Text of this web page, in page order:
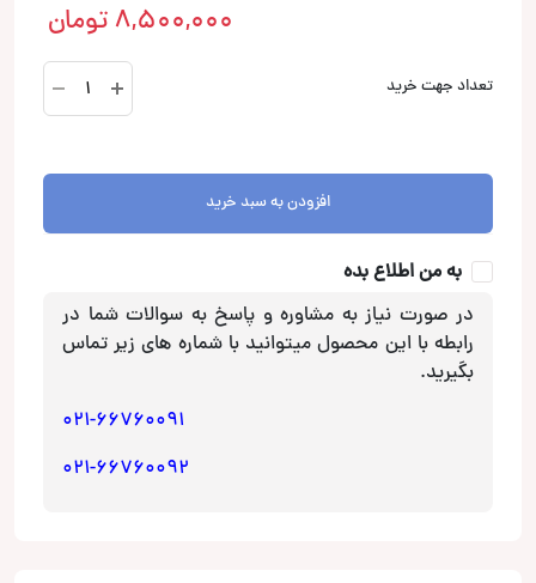
8,500,000 تومان
تعداد جهت خرید
LS-
M65E1
عدد
افزودن به سبد خرید
به من اطلاع بده
در صورت نیاز به مشاوره و پاسخ به سوالات شما در
رابطه با این محصول میتوانید با شماره های زیر تماس
بگیرید.
021-66760091
021-66760092